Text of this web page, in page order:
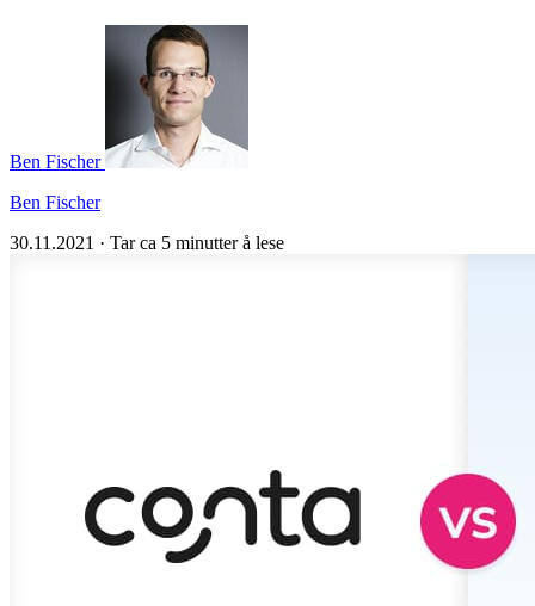
Ben Fischer
Ben Fischer
30.11.2021 · Tar ca 5 minutter å lese